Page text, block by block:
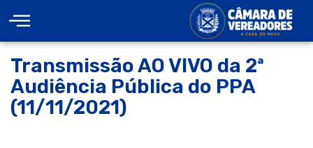
Transmissão AO VIVO da 2ª
Audiência Pública do PPA
(11/11/2021)